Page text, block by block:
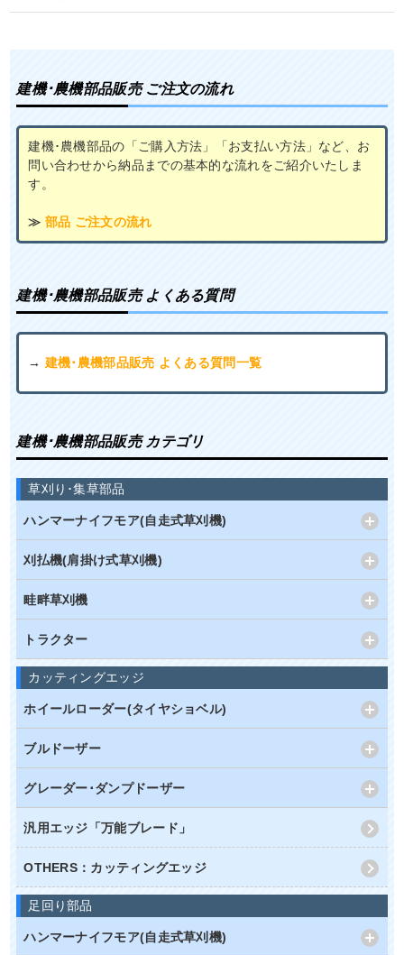
建機･農機部品販売 ご注文の流れ
建機･農機部品の「ご購入方法」「お支払い方法」など、お
問い合わせから納品までの基本的な流れをご紹介いたしま
す。
≫ 部品 ご注文の流れ
建機･農機部品販売 よくある質問
→ 建機･農機部品販売 よくある質問一覧
建機･農機部品販売 カテゴリ
草刈り･集草部品
ハンマーナイフモア(自走式草刈機)
刈払機(肩掛け式草刈機)
畦畔草刈機
トラクター
カッティングエッジ
ホイールローダー(タイヤショベル)
ブルドーザー
グレーダー･ダンプドーザー
汎用エッジ「万能ブレード」
OTHERS：カッティングエッジ
足回り部品
ハンマーナイフモア(自走式草刈機)